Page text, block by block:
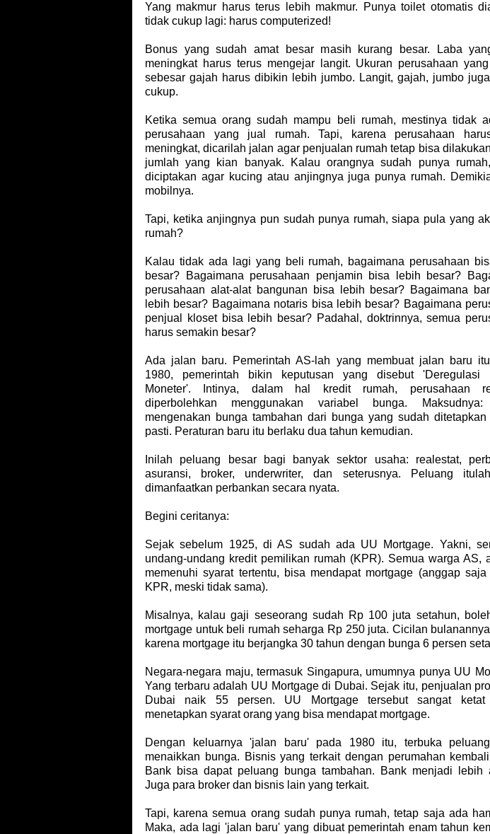
Yang makmur harus terus lebih makmur. Punya toilet otomatis
tidak cukup lagi: harus computerized!
Bonus yang sudah amat besar masih kurang besar. Laba
meningkat harus terus mengejar langit. Ukuran perusahaan
sebesar gajah harus dibikin lebih jumbo. Langit, gajah, jumbo
cukup.
Ketika semua orang sudah mampu beli rumah, mestinya tidak
perusahaan yang jual rumah. Tapi, karena perusahaan
meningkat, dicarilah jalan agar penjualan rumah tetap bisa
jumlah yang kian banyak. Kalau orangnya sudah punya
diciptakan agar kucing atau anjingnya juga punya rumah.
mobilnya.
Tapi, ketika anjingnya pun sudah punya rumah, siapa pula yang
rumah?
Kalau tidak ada lagi yang beli rumah, bagaimana perusahaan
besar? Bagaimana perusahaan penjamin bisa lebih besar?
perusahaan alat-alat bangunan bisa lebih besar? Bagaimana
lebih besar? Bagaimana notaris bisa lebih besar? Bagaimana
penjual kloset bisa lebih besar? Padahal, doktrinnya, semua
harus semakin besar?
Ada jalan baru. Pemerintah AS-lah yang membuat jalan baru
1980, pemerintah bikin keputusan yang disebut 'Deregulasi
Moneter'. Intinya, dalam hal kredit rumah, perusahaan
diperbolehkan menggunakan variabel bunga.
mengenakan bunga tambahan dari bunga yang sudah ditetapkan
pasti. Peraturan baru itu berlaku dua tahun kemudian.
Inilah peluang besar bagi banyak sektor usaha: realestat,
asuransi, broker, underwriter, dan seterusnya. Peluang
dimanfaatkan perbankan secara nyata.
Begini ceritanya:
Sejak sebelum 1925, di AS sudah ada UU Mortgage. Yakni,
undang-undang kredit pemilikan rumah (KPR). Semua warga AS,
memenuhi syarat tertentu, bisa mendapat mortgage (anggap saja
KPR, meski tidak sama).
Misalnya, kalau gaji seseorang sudah Rp 100 juta setahun,
mortgage untuk beli rumah seharga Rp 250 juta. Cicilan
karena mortgage itu berjangka 30 tahun dengan bunga 6 persen
Negara-negara maju, termasuk Singapura, umumnya punya UU
Yang terbaru adalah UU Mortgage di Dubai. Sejak itu, penjualan
Dubai naik 55 persen. UU Mortgage tersebut sangat ketat
menetapkan syarat orang yang bisa mendapat mortgage.
Dengan keluarnya 'jalan baru' pada 1980 itu, terbuka
menaikkan bunga. Bisnis yang terkait dengan perumahan
Bank bisa dapat peluang bunga tambahan. Bank menjadi lebih
Juga para broker dan bisnis lain yang terkait.
Tapi, karena semua orang sudah punya rumah, tetap saja ada
Maka, ada lagi 'jalan baru' yang dibuat pemerintah enam tahun